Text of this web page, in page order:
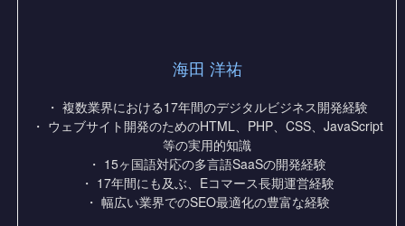
海田 洋祐
・ 複数業界における17年間のデジタルビジネス開発経験
・ ウェブサイト開発のためのHTML、PHP、CSS、JavaScript
等の実用的知識
・ 15ヶ国語対応の多言語SaaSの開発経験
・ 17年間にも及ぶ、Eコマース長期運営経験
・ 幅広い業界でのSEO最適化の豊富な経験